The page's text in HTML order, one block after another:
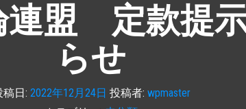
連盟 定款提
らせ
稿日: 2022年12月24日 投稿者: wpmaster